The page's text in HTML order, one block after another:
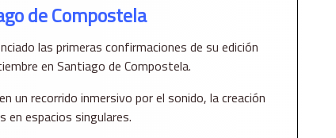
de Compostela
las primeras confirmaciones de su edición
en Santiago de Compostela.
un recorrido inmersivo por el sonido, la creación
en espacios singulares.